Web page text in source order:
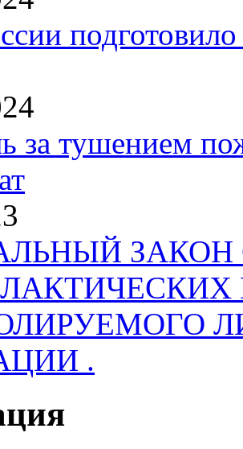
за тушением
.